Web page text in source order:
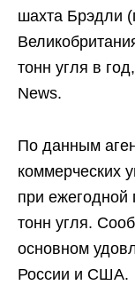
шахта Брэдли
тонн угля в
News.
По данным
коммерческих
при ежегодной
тонн угля.
основном
России и США.